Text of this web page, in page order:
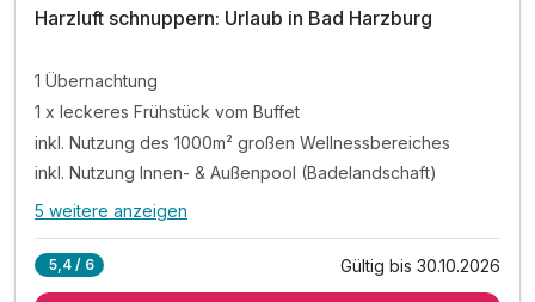
Harzluft schnuppern: Urlaub in Bad Harzburg
1 Übernachtung
1 x leckeres Frühstück vom Buffet
inkl. Nutzung des 1000m² großen Wellnessbereiches
inkl. Nutzung Innen- & Außenpool (Badelandschaft)
Alle Inklusivleistungen
5 weitere anzeigen
5,4 / 6 Gültig bis 30.10.2026